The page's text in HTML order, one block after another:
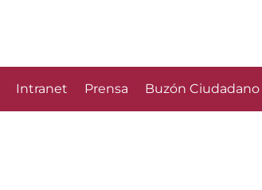
Intranet Prensa Buzón Ciudadano